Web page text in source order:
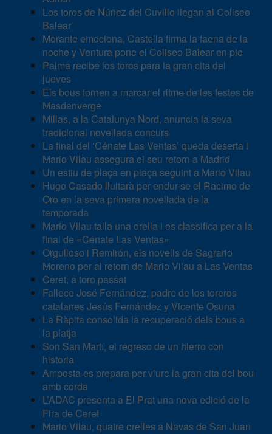
Los toros de Núñez del Cuvillo llegan al Coliseo
Balear
Morante emociona, Castella firma la faena de la
noche y Ventura pone el Coliseo Balear en pie
Palma recibe los toros para la gran cita del
jueves
Els bous tornen a marcar el ritme de les festes de
Masdenverge
Millas, a la Catalunya Nord, anuncia la seva
tradicional novellada concurs
La final del ‘Cénate Las Ventas’ queda deserta i
Mario Vilau assegura el seu retorn a Madrid
Un estiu de plaça en plaça seguint a Mario Vilau
Hugo Casado lluitarà per endur-se el Racimo de
Oro en la seva primera novellada de la
temporada
Mario Vilau talla una orella i es classifica per a la
final de «Cénate Las Ventas»
Orgulloso i Remirón, els novells de Sagrario
Moreno per al retorn de Mario Vilau a Las Ventas
Ceret, a toro passat
Fallece José Fernández, padre de los toreros
catalanes Jesús Fernández y Vicente Osuna
La Ràpita consolida la recuperació dels bous a
la platja
Son San Martí, el regreso de un hierro con
historia
Amposta es prepara per viure la gran cita del bou
amb corda
L’ADAC presenta a El Prat una nova edició de la
Fira de Ceret
Mario Vilau, quatre orelles a Navas de San Juan